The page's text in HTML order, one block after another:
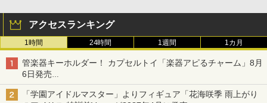
アクセスランキング
1時間 24時間 1週間 1カ月
管楽器キーホルダー！ カプセルトイ「楽器アピるチャーム」8月
6日発売
チューバ、テナサクなど5種各3色
「学園アイドルマスター」よりフィギュア「花海咲季 雨上がり